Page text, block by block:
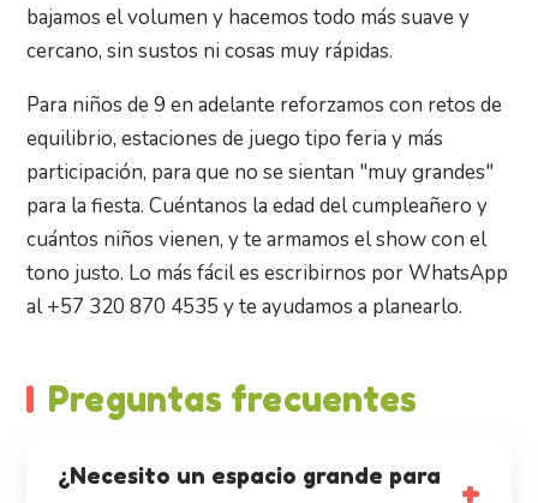
bajamos el volumen y hacemos todo más suave y
cercano, sin sustos ni cosas muy rápidas.
Para niños de 9 en adelante reforzamos con retos de
equilibrio, estaciones de juego tipo feria y más
participación, para que no se sientan "muy grandes"
para la fiesta. Cuéntanos la edad del cumpleañero y
cuántos niños vienen, y te armamos el show con el
tono justo. Lo más fácil es escribirnos por WhatsApp
al +57 320 870 4535 y te ayudamos a planearlo.
Preguntas frecuentes
¿Necesito un espacio grande para